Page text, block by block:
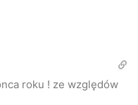
roku ! ze względów